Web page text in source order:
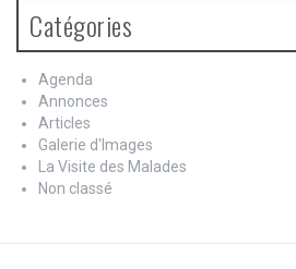
Catégories
Agenda
Annonces
Articles
Galerie d'Images
La Visite des Malades
Non classé